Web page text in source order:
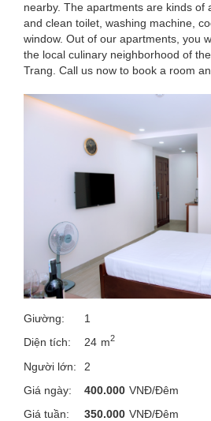
nearby. The apartments are kinds of
and clean toilet, washing machine,
window. Out of our apartments, you
the local culinary neighborhood of
Trang. Call us now to book a room
Giường:
1
Diện tích:
24 m2
Người lớn:
2
Giá ngày:
400.000 VNĐ/Đêm
Giá tuần:
350.000 VNĐ/Đêm